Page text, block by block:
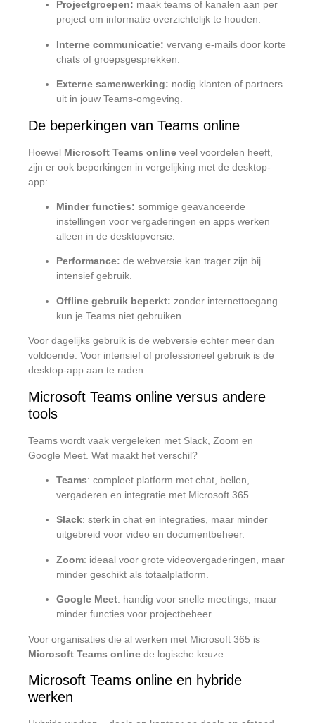
Projectgroepen: maak teams of kanalen aan per
project om informatie overzichtelijk te houden.
Interne communicatie: vervang e-mails door korte
chats of groepsgesprekken.
Externe samenwerking: nodig klanten of partners
uit in jouw Teams-omgeving.
De beperkingen van Teams online
Hoewel Microsoft Teams online veel voordelen heeft,
zijn er ook beperkingen in vergelijking met de desktop-
app:
Minder functies: sommige geavanceerde
instellingen voor vergaderingen en apps werken
alleen in de desktopversie.
Performance: de webversie kan trager zijn bij
intensief gebruik.
Offline gebruik beperkt: zonder internettoegang
kun je Teams niet gebruiken.
Voor dagelijks gebruik is de webversie echter meer dan
voldoende. Voor intensief of professioneel gebruik is de
desktop-app aan te raden.
Microsoft Teams online versus andere
tools
Teams wordt vaak vergeleken met Slack, Zoom en
Google Meet. Wat maakt het verschil?
Teams: compleet platform met chat, bellen,
vergaderen en integratie met Microsoft 365.
Slack: sterk in chat en integraties, maar minder
uitgebreid voor video en documentbeheer.
Zoom: ideaal voor grote videovergaderingen, maar
minder geschikt als totaalplatform.
Google Meet: handig voor snelle meetings, maar
minder functies voor projectbeheer.
Voor organisaties die al werken met Microsoft 365 is
Microsoft Teams online de logische keuze.
Microsoft Teams online en hybride
werken